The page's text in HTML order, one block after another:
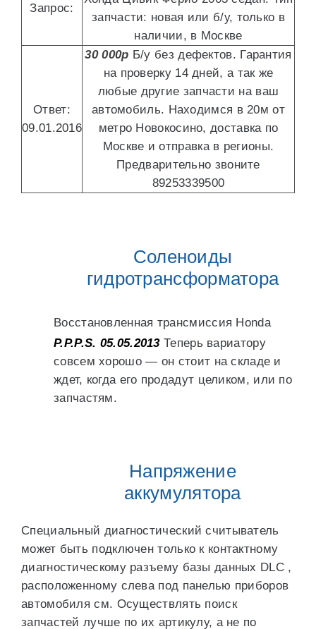
Запрос:
запчасти: новая или б/у, только в
наличии, в Москве
Ответ:
09.01.2016
30 000р Б/у без дефектов. Гарантия
на проверку 14 дней, а так же
любые другие запчасти на ваш
автомобиль. Находимся в 20м от
метро Новокосино, доставка по
Москве и отправка в регионы.
Предварительно звоните
89253339500
Соленоиды
гидротрансформатора
Восстановленная трансмиссия Honda
P.P.P.S. 05.05.2013Теперь вариатору
совсем хорошо — он стоит на складе и
ждет, когда его продадут целиком, или по
запчастям.
Напряжение
аккумулятора
Специальный диагностический считыватель
может быть подключен только к контактному
диагностическому разъему базы данных DLC ,
расположенному слева под панелью приборов
автомобиля см. Осуществлять поиск
запчастей лучше по их артикулу, а не по